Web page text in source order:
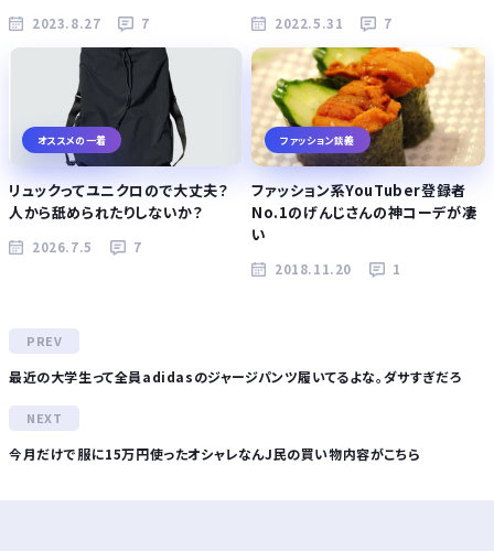
2023.8.27 7 2022.5.31 7
オススメの一着
リュックってユニクロので大丈夫？
人から舐められたりしないか？
2026.7.5 7
ファッション談義
ファッション系YouTuber登録者
No.1のげんじさんの神コーデが凄
い
2018.11.20 1
最近の大学生って全員adidasのジャージパンツ履いてるよな。ダサすぎだろ
今月だけで服に15万円使ったオシャレなんJ民の買い物内容がこちら